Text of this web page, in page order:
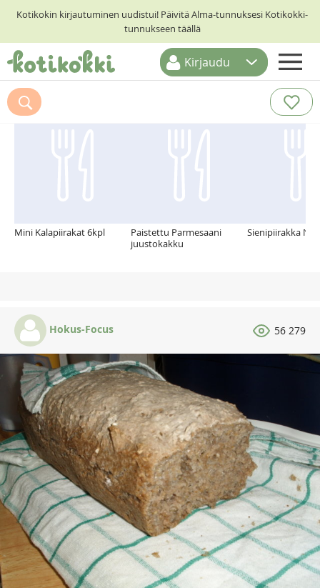
Kotikokin kirjautuminen uudistui! Päivitä Alma-tunnuksesi Kotikokki-
tunnukseen täällä
ETUSIVU
RESEPTIHAKU
Kirjaudu
Suosittelemme myös
Mini Kalapiirakat 6kpl
Paistettu Parmesaani
juustokakku
Sienipiirakka
Hokus-Focus 56 279